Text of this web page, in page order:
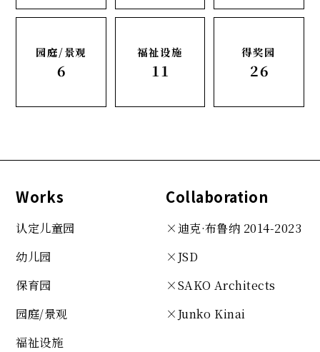
园庭/景观
6
福祉设施
11
得奖园
26
Works
认定儿童园
幼儿园
保育园
园庭/景观
福祉设施
Collaboration
×迪克·布鲁纳 2014-2023
×JSD
×SAKO Architects
×Junko Kinai